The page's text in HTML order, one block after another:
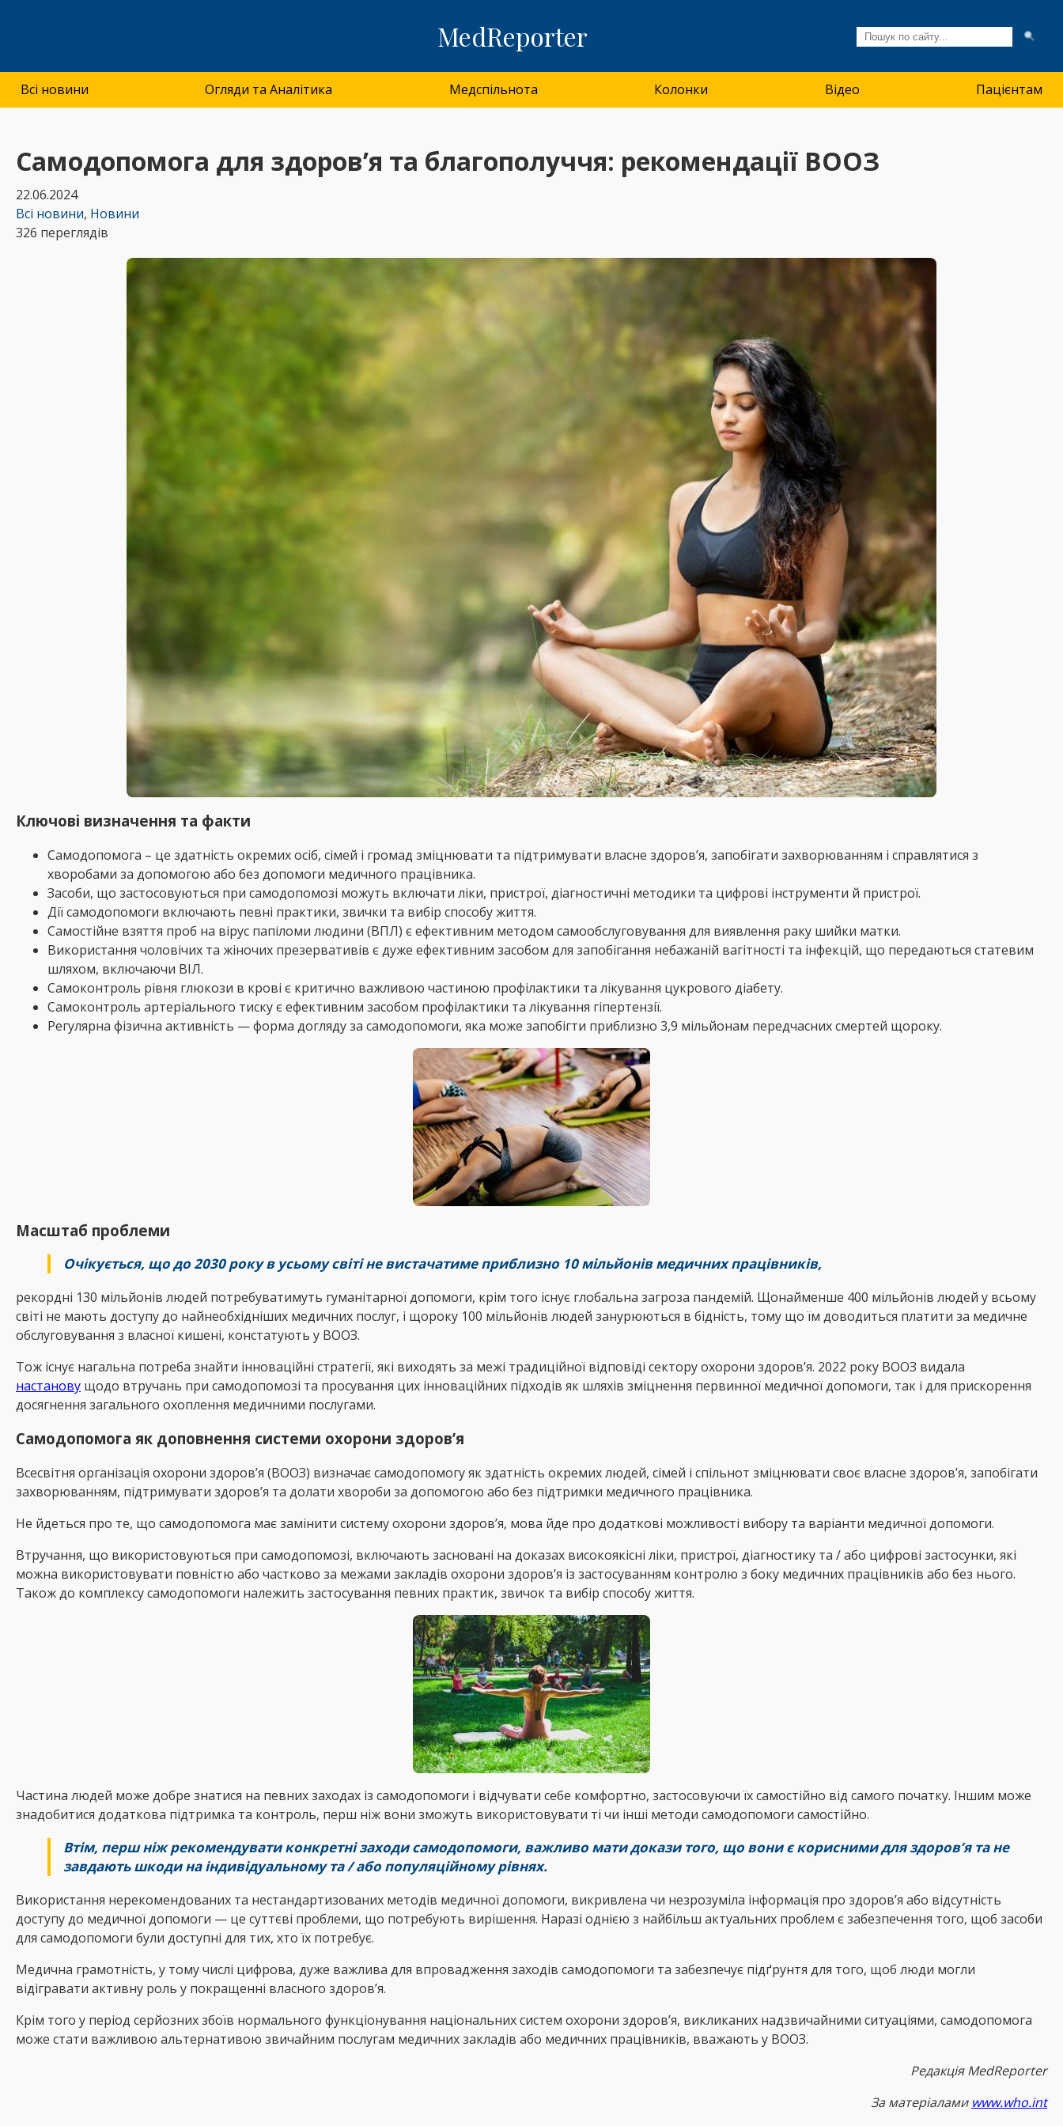
MedReporter
Всі новини Огляди та Аналітика Медспільнота Колонки Відео Пацієнтам
Самодопомога для здоров’я та благополуччя: рекомендації ВООЗ
22.06.2024
Всі новини, Новини
326 переглядів
Ключові визначення та факти
Самодопомога – це здатність окремих осіб, сімей і громад зміцнювати та підтримувати власне здоров’я, запобігати захворюванням і справлятися з
хворобами за допомогою або без допомоги медичного працівника.
Засоби, що застосовуються при самодопомозі можуть включати ліки, пристрої, діагностичні методики та цифрові інструменти й пристрої.
Дії самодопомоги включають певні практики, звички та вибір способу життя.
Самостійне взяття проб на вірус папіломи людини (ВПЛ) є ефективним методом самообслуговування для виявлення раку шийки матки.
Використання чоловічих та жіночих презервативів є дуже ефективним засобом для запобігання небажаній вагітності та інфекцій, що передаються статевим
шляхом, включаючи ВІЛ.
Самоконтроль рівня глюкози в крові є критично важливою частиною профілактики та лікування цукрового діабету.
Самоконтроль артеріального тиску є ефективним засобом профілактики та лікування гіпертензії.
Регулярна фізична активність — форма догляду за самодопомоги, яка може запобігти приблизно 3,9 мільйонам передчасних смертей щороку.
Масштаб проблеми
Очікується, що до 2030 року в усьому світі не вистачатиме приблизно 10 мільйонів медичних працівників,
рекордні 130 мільйонів людей потребуватимуть гуманітарної допомоги, крім того існує глобальна загроза пандемій. Щонайменше 400 мільйонів людей у всьому
світі не мають доступу до найнеобхідніших медичних послуг, і щороку 100 мільйонів людей занурюються в бідність, тому що їм доводиться платити за медичне
обслуговування з власної кишені, констатують у ВООЗ.
Тож існує нагальна потреба знайти інноваційні стратегії, які виходять за межі традиційної відповіді сектору охорони здоров’я. 2022 року ВООЗ видала
настанову щодо втручань при самодопомозі та просування цих інноваційних підходів як шляхів зміцнення первинної медичної допомоги, так і для прискорення
досягнення загального охоплення медичними послугами.
Самодопомога як доповнення системи охорони здоров’я
Всесвітня організація охорони здоров’я (ВООЗ) визначає самодопомогу як здатність окремих людей, сімей і спільнот зміцнювати своє власне здоров’я, запобігати
захворюванням, підтримувати здоров’я та долати хвороби за допомогою або без підтримки медичного працівника.
Не йдеться про те, що самодопомога має замінити систему охорони здоров’я, мова йде про додаткові можливості вибору та варіанти медичної допомоги.
Втручання, що використовуються при самодопомозі, включають засновані на доказах високоякісні ліки, пристрої, діагностику та / або цифрові застосунки, які
можна використовувати повністю або частково за межами закладів охорони здоров’я із застосуванням контролю з боку медичних працівників або без нього.
Також до комплексу самодопомоги належить застосування певних практик, звичок та вибір способу життя.
Частина людей може добре знатися на певних заходах із самодопомоги і відчувати себе комфортно, застосовуючи їх самостійно від самого початку. Іншим може
знадобитися додаткова підтримка та контроль, перш ніж вони зможуть використовувати ті чи інші методи самодопомоги самостійно.
Втім, перш ніж рекомендувати конкретні заходи самодопомоги, важливо мати докази того, що вони є корисними для здоров’я та не
завдають шкоди на індивідуальному та / або популяційному рівнях.
Використання нерекомендованих та нестандартизованих методів медичної допомоги, викривлена чи незрозуміла інформація про здоров’я або відсутність
доступу до медичної допомоги — це суттєві проблеми, що потребують вирішення. Наразі однією з найбільш актуальних проблем є забезпечення того, щоб засоби
для самодопомоги були доступні для тих, хто їх потребує.
Медична грамотність, у тому числі цифрова, дуже важлива для впровадження заходів самодопомоги та забезпечує підґрунтя для того, щоб люди могли
відігравати активну роль у покращенні власного здоров’я.
Крім того у період серйозних збоїв нормального функціонування національних систем охорони здоров’я, викликаних надзвичайними ситуаціями, самодопомога
може стати важливою альтернативою звичайним послугам медичних закладів або медичних працівників, вважають у ВООЗ.
Редакція MedReporter
За матеріалами www.who.int